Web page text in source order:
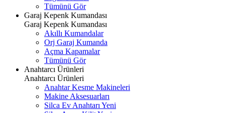
Tümünü Gör
Garaj Kepenk Kumandası
Garaj Kepenk Kumandası
Akıllı Kumandalar
Orj Garaj Kumanda
Açma Kapamalar
Tümünü Gör
Anahtarcı Ürünleri
Anahtarcı Ürünleri
Anahtar Kesme Makineleri
Makine Aksesuarları
Silca Ev Anahtarı Yeni